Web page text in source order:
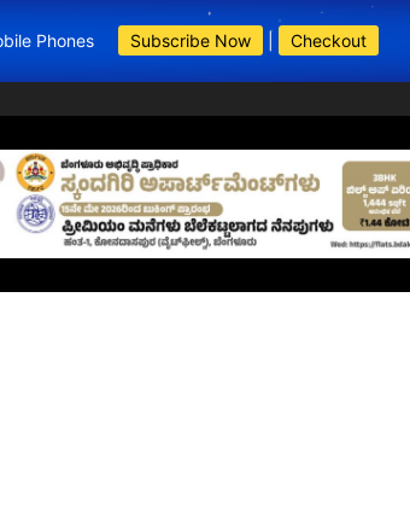
Phones Subscribe Now Checkout
BDA Apartments